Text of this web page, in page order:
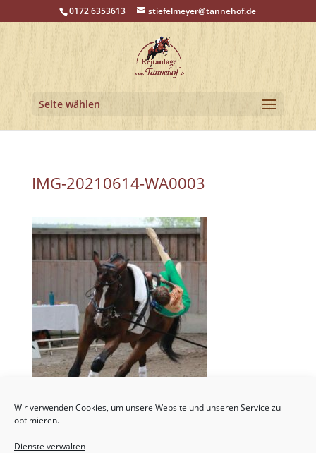
Wir verwenden Cookies, um unsere Website und unseren Service zu
optimieren.
Dienste verwalten
0172 6353613 stiefelmeyer@tannehof.de
Seite wählen
IMG-20210614-WA0003